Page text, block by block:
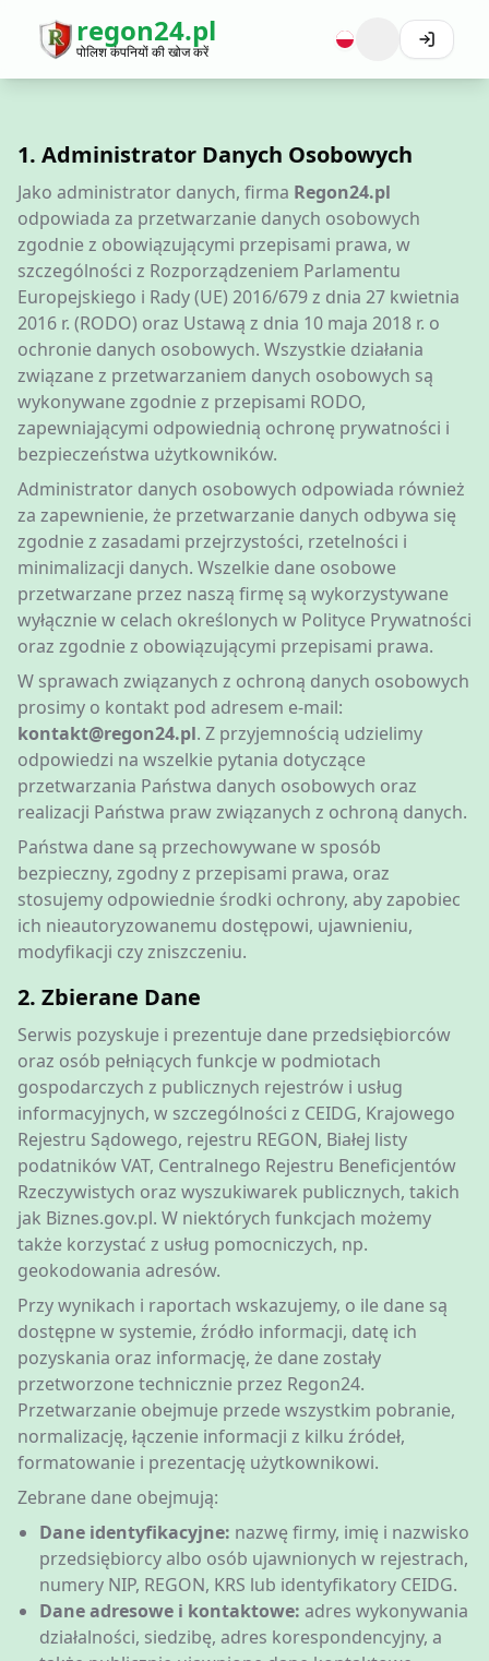
regon24.pl
पोलिश कंपनियों की खोज करें
1. Administrator Danych Osobowych
Jako administrator danych, firma Regon24.pl
odpowiada za przetwarzanie danych osobowych
zgodnie z obowiązującymi przepisami prawa, w
szczególności z Rozporządzeniem Parlamentu
Europejskiego i Rady (UE) 2016/679 z dnia 27 kwietnia
2016 r. (RODO) oraz Ustawą z dnia 10 maja 2018 r. o
ochronie danych osobowych. Wszystkie działania
związane z przetwarzaniem danych osobowych są
wykonywane zgodnie z przepisami RODO,
zapewniającymi odpowiednią ochronę prywatności i
bezpieczeństwa użytkowników.
Administrator danych osobowych odpowiada również
za zapewnienie, że przetwarzanie danych odbywa się
zgodnie z zasadami przejrzystości, rzetelności i
minimalizacji danych. Wszelkie dane osobowe
przetwarzane przez naszą firmę są wykorzystywane
wyłącznie w celach określonych w Polityce Prywatności
oraz zgodnie z obowiązującymi przepisami prawa.
W sprawach związanych z ochroną danych osobowych
prosimy o kontakt pod adresem e-mail:
kontakt@regon24.pl. Z przyjemnością udzielimy
odpowiedzi na wszelkie pytania dotyczące
przetwarzania Państwa danych osobowych oraz
realizacji Państwa praw związanych z ochroną danych.
Państwa dane są przechowywane w sposób
bezpieczny, zgodny z przepisami prawa, oraz
stosujemy odpowiednie środki ochrony, aby zapobiec
ich nieautoryzowanemu dostępowi, ujawnieniu,
modyfikacji czy zniszczeniu.
2. Zbierane Dane
Serwis pozyskuje i prezentuje dane przedsiębiorców
oraz osób pełniących funkcje w podmiotach
gospodarczych z publicznych rejestrów i usług
informacyjnych, w szczególności z CEIDG, Krajowego
Rejestru Sądowego, rejestru REGON, Białej listy
podatników VAT, Centralnego Rejestru Beneficjentów
Rzeczywistych oraz wyszukiwarek publicznych, takich
jak Biznes.gov.pl. W niektórych funkcjach możemy
także korzystać z usług pomocniczych, np.
geokodowania adresów.
Przy wynikach i raportach wskazujemy, o ile dane są
dostępne w systemie, źródło informacji, datę ich
pozyskania oraz informację, że dane zostały
przetworzone technicznie przez Regon24.
Przetwarzanie obejmuje przede wszystkim pobranie,
normalizację, łączenie informacji z kilku źródeł,
formatowanie i prezentację użytkownikowi.
Zebrane dane obejmują:
Dane identyfikacyjne: nazwę firmy, imię i nazwisko
przedsiębiorcy albo osób ujawnionych w rejestrach,
numery NIP, REGON, KRS lub identyfikatory CEIDG.
Dane adresowe i kontaktowe: adres wykonywania
działalności, siedzibę, adres korespondencyjny, a